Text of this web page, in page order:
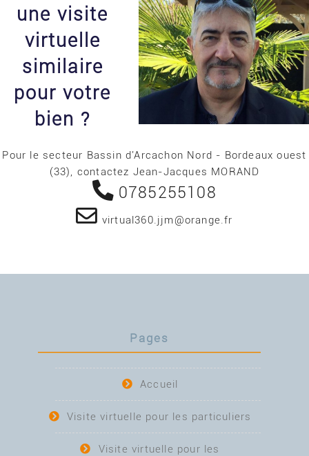
une visite
virtuelle
similaire
pour votre
bien ?
Pour le secteur Bassin d'Arcachon Nord - Bordeaux ouest
(33), contactez Jean-Jacques MORAND
0785255108
virtual360.jjm@orange.fr
Pages
Accueil
Visite virtuelle pour les particuliers
Visite virtuelle pour les